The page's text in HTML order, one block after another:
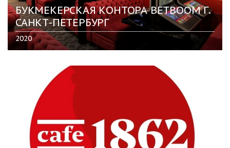
БУКМЕКЕРСКАЯ КОНТОРА BETBOOM Г.
САНКТ-ПЕТЕРБУРГ
2020